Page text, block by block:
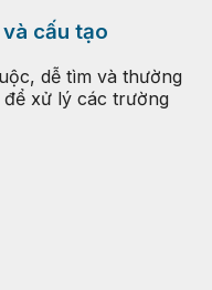
cấu tạo
dễ tìm và thường
xử lý các trường